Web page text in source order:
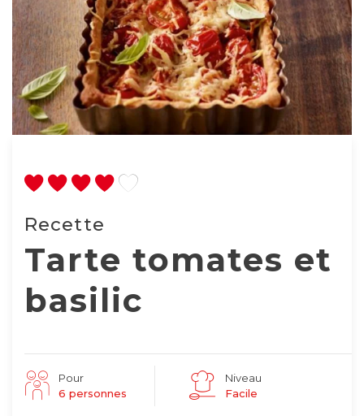
Recette
Tarte tomates et
basilic
Pour
6 personnes
Niveau
Facile